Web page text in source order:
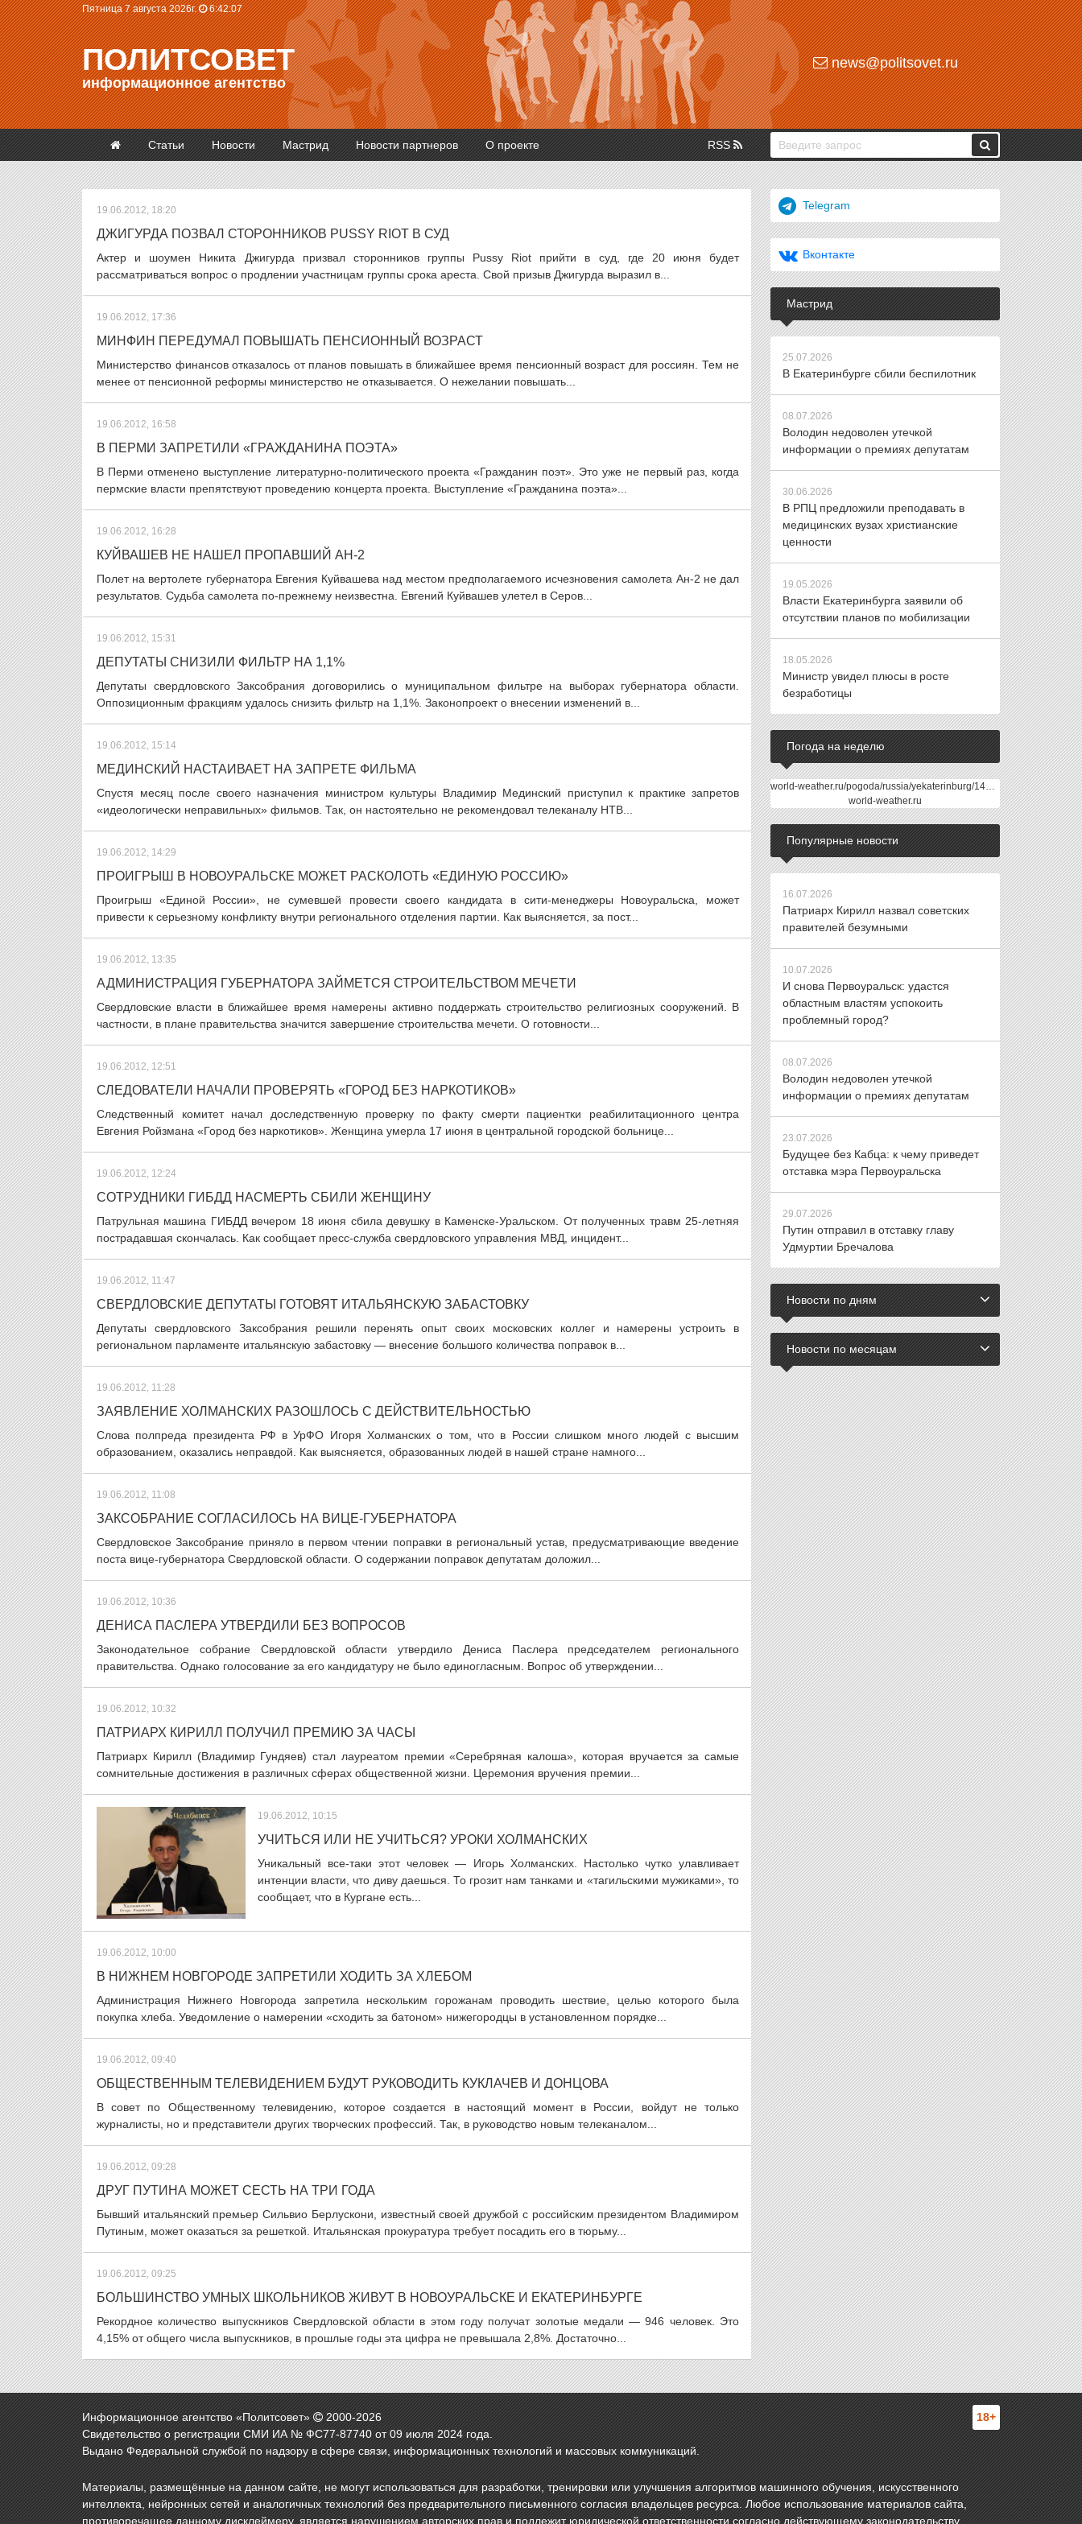
Пятница 7 августа 2026г. 6:42:08
ПОЛИТСОВЕТ
информационное агентство
news@politsovet.ru
Статьи Новости Мастрид Новости партнеров О проекте RSS
19.06.2012, 18:20
ДЖИГУРДА ПОЗВАЛ СТОРОННИКОВ PUSSY RIOT В СУД
Актер и шоумен Никита Джигурда призвал сторонников группы Pussy Riot прийти в суд, где 20 июня будет
рассматриваться вопрос о продлении участницам группы срока ареста. Свой призыв Джигурда выразил в...
19.06.2012, 17:36
МИНФИН ПЕРЕДУМАЛ ПОВЫШАТЬ ПЕНСИОННЫЙ ВОЗРАСТ
Министерство финансов отказалось от планов повышать в ближайшее время пенсионный возраст для россиян. Тем не
менее от пенсионной реформы министерство не отказывается. О нежелании повышать...
19.06.2012, 16:58
В ПЕРМИ ЗАПРЕТИЛИ «ГРАЖДАНИНА ПОЭТА»
В Перми отменено выступление литературно-политического проекта «Гражданин поэт». Это уже не первый раз, когда
пермские власти препятствуют проведению концерта проекта. Выступление «Гражданина поэта»...
19.06.2012, 16:28
КУЙВАШЕВ НЕ НАШЕЛ ПРОПАВШИЙ АН-2
Полет на вертолете губернатора Евгения Куйвашева над местом предполагаемого исчезновения самолета Ан-2 не дал
результатов. Судьба самолета по-прежнему неизвестна. Евгений Куйвашев улетел в Серов...
19.06.2012, 15:31
ДЕПУТАТЫ СНИЗИЛИ ФИЛЬТР НА 1,1%
Депутаты свердловского Заксобрания договорились о муниципальном фильтре на выборах губернатора области.
Оппозиционным фракциям удалось снизить фильтр на 1,1%. Законопроект о внесении изменений в...
19.06.2012, 15:14
МЕДИНСКИЙ НАСТАИВАЕТ НА ЗАПРЕТЕ ФИЛЬМА
Спустя месяц после своего назначения министром культуры Владимир Мединский приступил к практике запретов
«идеологически неправильных» фильмов. Так, он настоятельно не рекомендовал телеканалу НТВ...
19.06.2012, 14:29
ПРОИГРЫШ В НОВОУРАЛЬСКЕ МОЖЕТ РАСКОЛОТЬ «ЕДИНУЮ РОССИЮ»
Проигрыш «Единой России», не сумевшей провести своего кандидата в сити-менеджеры Новоуральска, может
привести к серьезному конфликту внутри регионального отделения партии. Как выясняется, за пост...
19.06.2012, 13:35
АДМИНИСТРАЦИЯ ГУБЕРНАТОРА ЗАЙМЕТСЯ СТРОИТЕЛЬСТВОМ МЕЧЕТИ
Свердловские власти в ближайшее время намерены активно поддержать строительство религиозных сооружений. В
частности, в плане правительства значится завершение строительства мечети. О готовности...
19.06.2012, 12:51
СЛЕДОВАТЕЛИ НАЧАЛИ ПРОВЕРЯТЬ «ГОРОД БЕЗ НАРКОТИКОВ»
Следственный комитет начал доследственную проверку по факту смерти пациентки реабилитационного центра
Евгения Ройзмана «Город без наркотиков». Женщина умерла 17 июня в центральной городской больнице...
19.06.2012, 12:24
СОТРУДНИКИ ГИБДД НАСМЕРТЬ СБИЛИ ЖЕНЩИНУ
Патрульная машина ГИБДД вечером 18 июня сбила девушку в Каменске-Уральском. От полученных травм 25-летняя
пострадавшая скончалась. Как сообщает пресс-служба свердловского управления МВД, инцидент...
19.06.2012, 11:47
СВЕРДЛОВСКИЕ ДЕПУТАТЫ ГОТОВЯТ ИТАЛЬЯНСКУЮ ЗАБАСТОВКУ
Депутаты свердловского Заксобрания решили перенять опыт своих московских коллег и намерены устроить в
региональном парламенте итальянскую забастовку — внесение большого количества поправок в...
19.06.2012, 11:28
ЗАЯВЛЕНИЕ ХОЛМАНСКИХ РАЗОШЛОСЬ С ДЕЙСТВИТЕЛЬНОСТЬЮ
Слова полпреда президента РФ в УрФО Игоря Холманских о том, что в России слишком много людей с высшим
образованием, оказались неправдой. Как выясняется, образованных людей в нашей стране намного...
19.06.2012, 11:08
ЗАКСОБРАНИЕ СОГЛАСИЛОСЬ НА ВИЦЕ-ГУБЕРНАТОРА
Свердловское Заксобрание приняло в первом чтении поправки в региональный устав, предусматривающие введение
поста вице-губернатора Свердловской области. О содержании поправок депутатам доложил...
19.06.2012, 10:36
ДЕНИСА ПАСЛЕРА УТВЕРДИЛИ БЕЗ ВОПРОСОВ
Законодательное собрание Свердловской области утвердило Дениса Паслера председателем регионального
правительства. Однако голосование за его кандидатуру не было единогласным. Вопрос об утверждении...
19.06.2012, 10:32
ПАТРИАРХ КИРИЛЛ ПОЛУЧИЛ ПРЕМИЮ ЗА ЧАСЫ
Патриарх Кирилл (Владимир Гундяев) стал лауреатом премии «Серебряная калоша», которая вручается за самые
сомнительные достижения в различных сферах общественной жизни. Церемония вручения премии...
19.06.2012, 10:15
УЧИТЬСЯ ИЛИ НЕ УЧИТЬСЯ? УРОКИ ХОЛМАНСКИХ
Уникальный все-таки этот человек — Игорь Холманских. Настолько чутко улавливает
интенции власти, что диву даешься. То грозит нам танками и «тагильскими мужиками», то
сообщает, что в Кургане есть...
19.06.2012, 10:00
В НИЖНЕМ НОВГОРОДЕ ЗАПРЕТИЛИ ХОДИТЬ ЗА ХЛЕБОМ
Администрация Нижнего Новгорода запретила нескольким горожанам проводить шествие, целью которого была
покупка хлеба. Уведомление о намерении «сходить за батоном» нижегородцы в установленном порядке...
19.06.2012, 09:40
ОБЩЕСТВЕННЫМ ТЕЛЕВИДЕНИЕМ БУДУТ РУКОВОДИТЬ КУКЛАЧЕВ И ДОНЦОВА
В совет по Общественному телевидению, которое создается в настоящий момент в России, войдут не только
журналисты, но и представители других творческих профессий. Так, в руководство новым телеканалом...
19.06.2012, 09:28
ДРУГ ПУТИНА МОЖЕТ СЕСТЬ НА ТРИ ГОДА
Бывший итальянский премьер Сильвио Берлускони, известный своей дружбой с российским президентом Владимиром
Путиным, может оказаться за решеткой. Итальянская прокуратура требует посадить его в тюрьму...
19.06.2012, 09:25
БОЛЬШИНСТВО УМНЫХ ШКОЛЬНИКОВ ЖИВУТ В НОВОУРАЛЬСКЕ И ЕКАТЕРИНБУРГЕ
Рекордное количество выпускников Свердловской области в этом году получат золотые медали — 946 человек. Это
4,15% от общего числа выпускников, в прошлые годы эта цифра не превышала 2,8%. Достаточно...
Telegram
Вконтакте
Мастрид
25.07.2026
В Екатеринбурге сбили беспилотник
08.07.2026
Володин недоволен утечкой
информации о премиях депутатам
30.06.2026
В РПЦ предложили преподавать в
медицинских вузах христианские
ценности
19.05.2026
Власти Екатеринбурга заявили об
отсутствии планов по мобилизации
18.05.2026
Министр увидел плюсы в росте
безработицы
Погода на неделю
world-weather.ru/pogoda/russia/yekaterinburg/14days/
world-weather.ru
Популярные новости
16.07.2026
Патриарх Кирилл назвал советских
правителей безумными
10.07.2026
И снова Первоуральск: удастся
областным властям успокоить
проблемный город?
08.07.2026
Володин недоволен утечкой
информации о премиях депутатам
23.07.2026
Будущее без Кабца: к чему приведет
отставка мэра Первоуральска
29.07.2026
Путин отправил в отставку главу
Удмуртии Бречалова
Новости по дням
Новости по месяцам
Информационное агентство «Политсовет» 2000-2026
Свидетельство о регистрации СМИ ИА № ФС77-87740 от 09 июля 2024 года.
Выдано Федеральной службой по надзору в сфере связи, информационных технологий и массовых коммуникаций.
18+
Материалы, размещённые на данном сайте, не могут использоваться для разработки, тренировки или улучшения алгоритмов машинного обучения, искусственного
интеллекта, нейронных сетей и аналогичных технологий без предварительного письменного согласия владельцев ресурса. Любое использование материалов сайта,
противоречащее данному дисклеймеру, является нарушением авторских прав и подлежит юридической ответственности согласно действующему законодательству